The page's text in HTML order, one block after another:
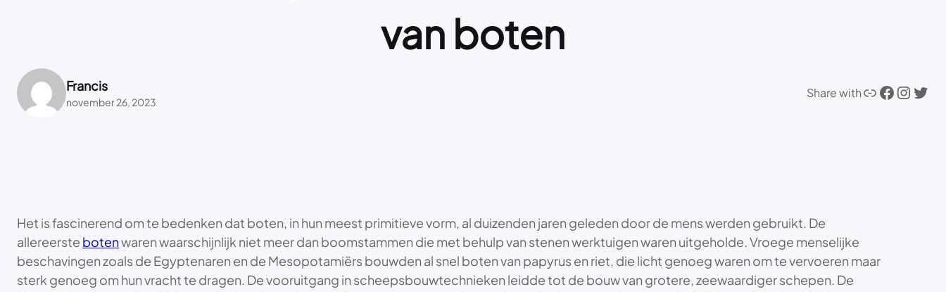
van boten
Francis
november 26, 2023
Share withLink Facebook Instagram Twitter
Het is fascinerend om te bedenken dat boten, in hun meest primitieve vorm, al duizenden jaren geleden door de mens werden gebruikt. De
allereerste botenwaren waarschijnlijk niet meer dan boomstammen die met behulp van stenen werktuigen waren uitgeholde. Vroege menselijke
beschavingen zoals de Egyptenaren en de Mesopotamiërs bouwden al snel boten van papyrus en riet, die licht genoeg waren om te vervoeren maar
sterk genoeg om hun vracht te dragen. De vooruitgang in scheepsbouwtechnieken leidde tot de bouw van grotere, zeewaardiger schepen. De